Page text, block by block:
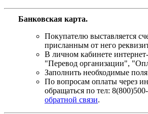
Банковская карта.
Покупателю выставляется
присланным от него
В личном кабинете
"Перевод организации",
Заполнить необходимые
По вопросам оплаты через
обращаться по тел:
обратной связи.